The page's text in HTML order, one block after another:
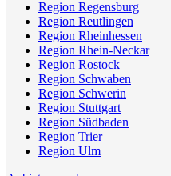
Region Regensburg
Region Reutlingen
Region Rheinhessen
Region Rhein-Neckar
Region Rostock
Region Schwaben
Region Schwerin
Region Stuttgart
Region Südbaden
Region Trier
Region Ulm